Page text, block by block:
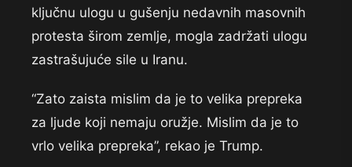
ključnu ulogu u gušenju nedavnih masovnih
protesta širom zemlje, mogla zadržati ulogu
zastrašujuće sile u Iranu.
“Zato zaista mislim da je to velika prepreka
za ljude koji nemaju oružje. Mislim da je to
vrlo velika prepreka”, rekao je Trump.